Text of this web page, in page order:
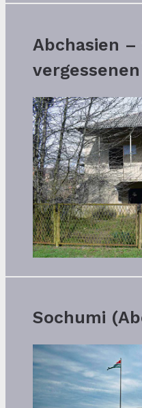
Abchasien
Sochumi